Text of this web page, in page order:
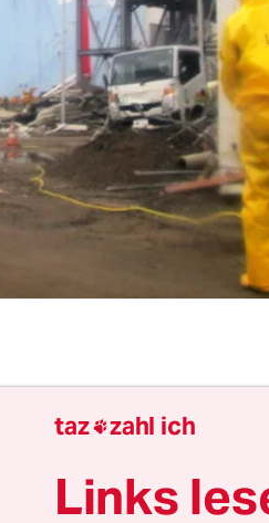
Kommission für
anstehenden Kosten
gegeben. Wie die
taz zahl ich
Links